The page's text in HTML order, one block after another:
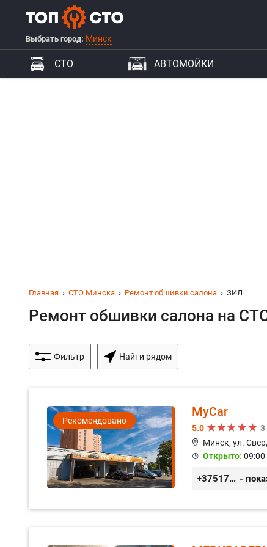
Выбрать город: Минск
СТО АВТОМОЙКИ
Главная СТО Минска Ремонт обшивки салона ЗИЛ
Ремонт обшивки салона на
Фильтр Найти рядом
Рекомендовано
MyCar
5.0
3
Минск, ул.
Открыто: 09:00
+375173212443 -